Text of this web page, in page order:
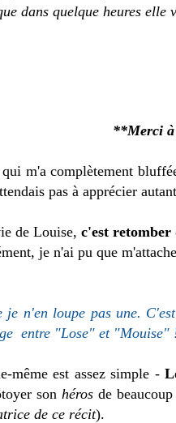
dans quelque heures
**Merci à
m'a complètement
pas à apprécier
de Louise, c'est retomber
je n'ai pu que
n'en loupe pas une.
entre "Lose" et
même est assez simple -
son hérosde
de ce récit).